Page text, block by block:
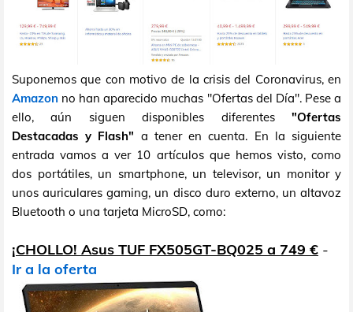
Suponemos que con motivo de la crisis del Coronavirus, en
Amazon no han aparecido muchas "Ofertas del Día". Pese a
ello, aún siguen disponibles diferentes "Ofertas
Destacadas y Flash" a tener en cuenta. En la siguiente
entrada vamos a ver 10 artículos que hemos visto, como
dos portátiles, un smartphone, un televisor, un monitor y
unos auriculares gaming, un disco duro externo, un altavoz
Bluetooth o una tarjeta MicroSD, como:
¡CHOLLO! Asus TUF FX505GT-BQ025 a 749 € -
Ir a la oferta